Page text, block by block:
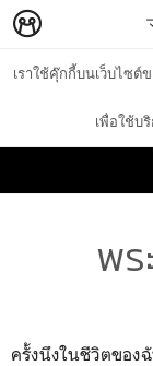
เราใช้คุ๊กกี้บนเว็บไซต์
เพื่อใช้บ
พร
ครั้งนึงในชีวิตของ